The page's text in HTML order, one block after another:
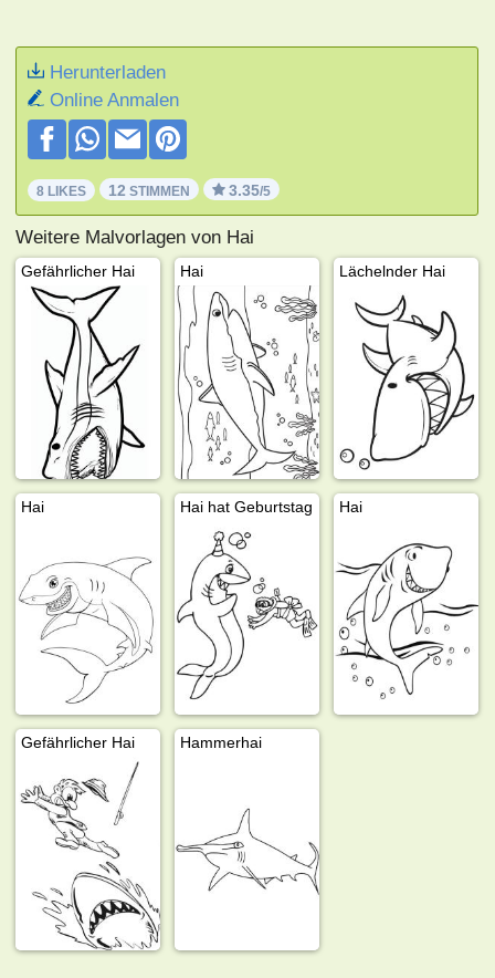
Herunterladen
Online Anmalen
8 LIKES 12 STIMMEN 3.35/5
Weitere Malvorlagen von Hai
Gefährlicher Hai Hai Lächelnder Hai
Hai Hai hat Geburtstag Hai
Gefährlicher Hai Hammerhai